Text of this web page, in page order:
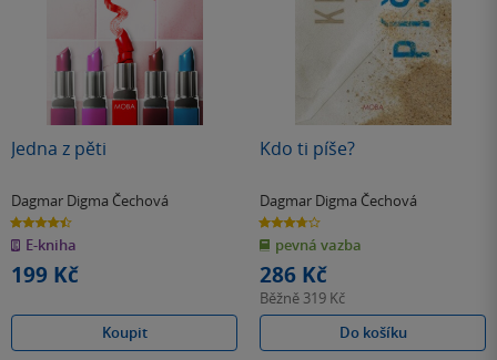
Jedna z pěti
Dagmar Digma Čechová
4.5
z
5
hvězdiček
E-kniha
199 Kč
Koupit
Kdo ti píše?
Dagmar Digma Čechová
3.7
z
5
hvězdiček
pevná vazba
286 Kč
Běžně 319 Kč
Do košíku